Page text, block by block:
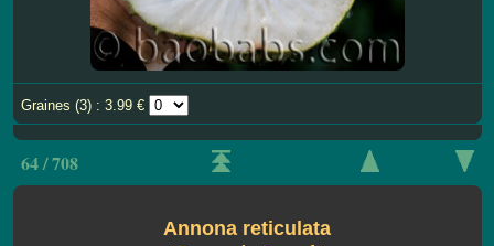
Graines (3) : 3.99 €
64 / 708
Annona reticulata